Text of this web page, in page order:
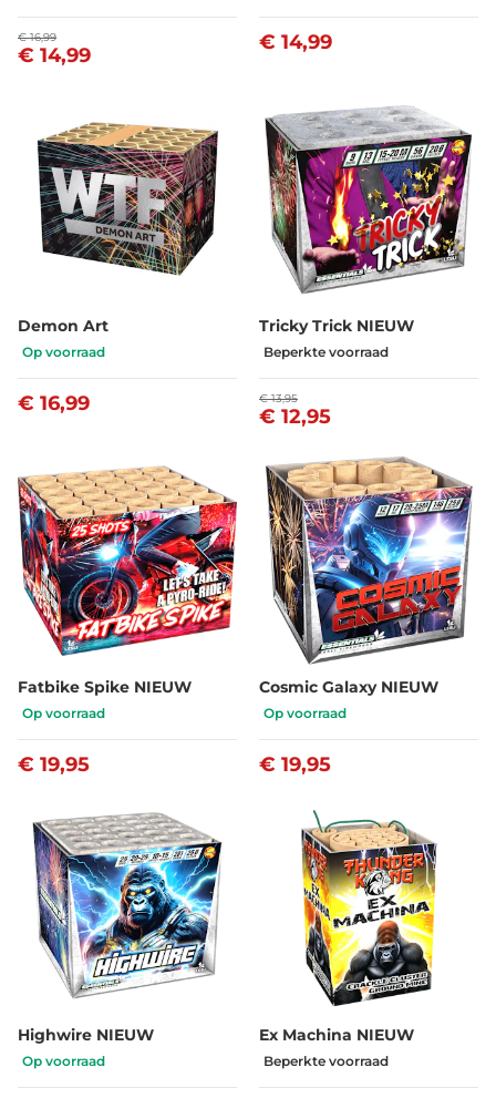
€ 14,99
€ 16,99 € 14,99
Demon Art
Op voorraad
€ 16,99
Tricky Trick NIEUW
Beperkte voorraad
€ 12,95
€ 13,95
Fatbike Spike NIEUW
Op voorraad
€ 19,95
Cosmic Galaxy NIEUW
Op voorraad
€ 19,95
Highwire NIEUW
Op voorraad
Ex Machina NIEUW
Beperkte voorraad